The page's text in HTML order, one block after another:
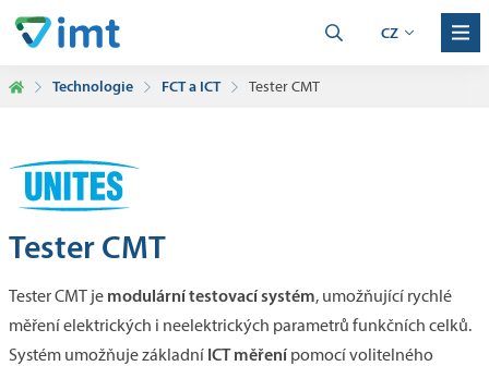
CZ
Technologie FCT a ICT Tester CMT
Tester CMT
Tester CMT je modulární testovací systém, umožňující rychlé
měření elektrických i neelektrických parametrů funkčních celků.
Systém umožňuje základní ICT měření pomocí volitelného